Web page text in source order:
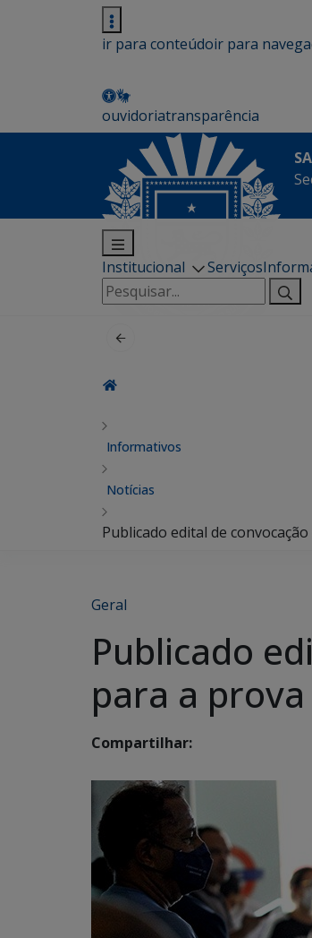
ir para conteúdoir para
ouvidoriatransparência
Institucional Serviços
Pesquisar
por:
Informativos
Notícias
Publicado edital de
Geral
Publicado
para a
Compartilhar: